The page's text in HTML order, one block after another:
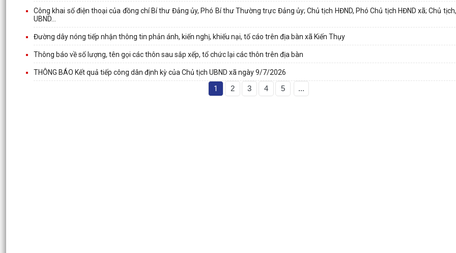
Công khai số điện thoại của đồng chí Bí thư Đảng ủy, Phó Bí thư Thường trực Đảng ủy; Chủ tịch HĐND, Phó Chủ tịch HĐND xã; Chủ
UBND...
Đường dây nóng tiếp nhận thông tin phản ánh, kiến nghị, khiếu nại, tố cáo trên địa bàn xã Kiến Thụy
Thông báo về số lượng, tên gọi các thôn sau sắp xếp, tổ chức lại các thôn trên địa bàn
THÔNG BÁO Kết quả tiếp công dân định kỳ của Chủ tịch UBND xã ngày 9/7/2026
1 2 3 4 5 ...